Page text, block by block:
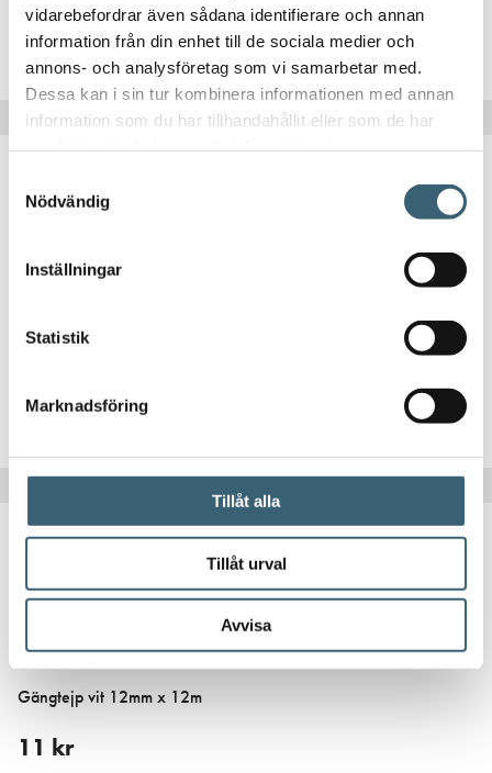
vidarebefordrar även sådana identifierare och annan
information från din enhet till de sociala medier och
annons- och analysföretag som vi samarbetar med.
Dessa kan i sin tur kombinera informationen med annan
information som du har tillhandahållit eller som de har
Nödvändig
Inställningar
Statistik
Marknadsföring
Tillåt alla
Tillåt urval
Avvisa
Köp nu!
CAMLOCK KOPPLINGAR
10kr
CAMLOCK KOPPLINGAR
Gängtejp vit 12mm x 12m
11 kr